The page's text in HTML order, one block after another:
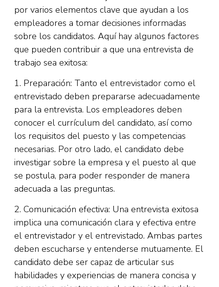
por varios elementos clave que ayudan a los
empleadores a tomar decisiones informadas
sobre los candidatos. Aquí hay algunos factores
que pueden contribuir a que una entrevista de
trabajo sea exitosa:
1. Preparación: Tanto el entrevistador como el
entrevistado deben prepararse adecuadamente
para la entrevista. Los empleadores deben
conocer el currículum del candidato, así como
los requisitos del puesto y las competencias
necesarias. Por otro lado, el candidato debe
investigar sobre la empresa y el puesto al que
se postula, para poder responder de manera
adecuada a las preguntas.
2. Comunicación efectiva: Una entrevista exitosa
implica una comunicación clara y efectiva entre
el entrevistador y el entrevistado. Ambas partes
deben escucharse y entenderse mutuamente. El
candidato debe ser capaz de articular sus
habilidades y experiencias de manera concisa y